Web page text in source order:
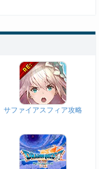
サファイアスフィア攻略